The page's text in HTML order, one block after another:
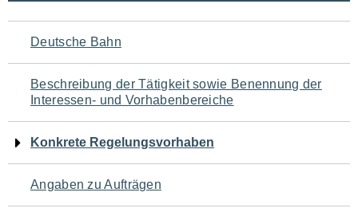
Navigation
für
den
Seiteninhalt
Deutsche Bahn
Beschreibung der Tätigkeit sowie Benennung der
Interessen- und Vorhabenbereiche
Konkrete Regelungsvorhaben
Angaben zu Aufträgen